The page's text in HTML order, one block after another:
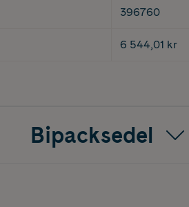
396760
6 544,01 kr
Bipacksedel